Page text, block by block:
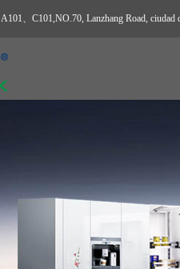
A101、C101,NO.70, Lanzhang Road, ciudad